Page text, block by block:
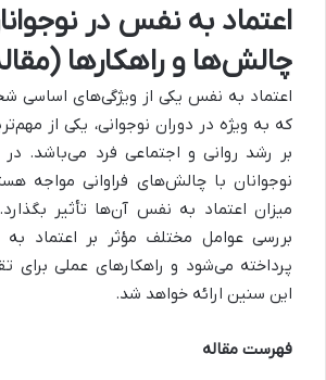
اعتماد به نفس در
چالش‌ها و راهکارها
اعتماد به نفس یکی از ویژگی‌های
که به ویژه در دوران نوجوانی، یکی از
بر رشد روانی و اجتماعی فرد می‌باشد. در
نوجوانان با چالش‌های فراوانی مواجه
میزان اعتماد به نفس آن‌ها تأثیر
بررسی عوامل مختلف مؤثر بر اعتماد
پرداخته می‌شود و راهکارهای عملی برای
این سنین ارائه خواهد شد.
فهرست مقاله